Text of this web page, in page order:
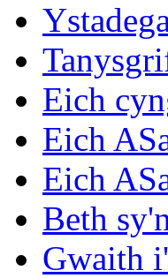
Eich
Eich
Eich
Beth
Gwaith